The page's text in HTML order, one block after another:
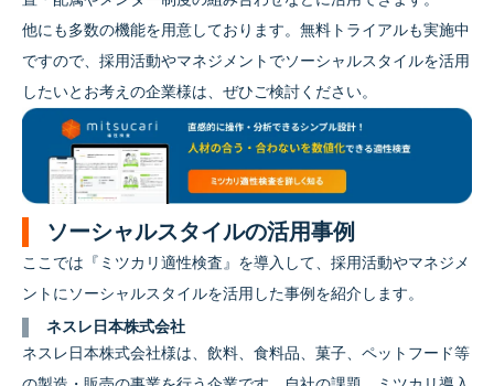
他にも多数の機能を用意しております。無料トライアルも実施中
ですので、採用活動やマネジメントでソーシャルスタイルを活用
したいとお考えの企業様は、ぜひご検討ください。
ソーシャルスタイルの活用事例
ここでは『ミツカリ適性検査』を導入して、採用活動やマネジメ
ントにソーシャルスタイルを活用した事例を紹介します。
ネスレ日本株式会社
ネスレ日本株式会社様は、飲料、食料品、菓子、ペットフード等